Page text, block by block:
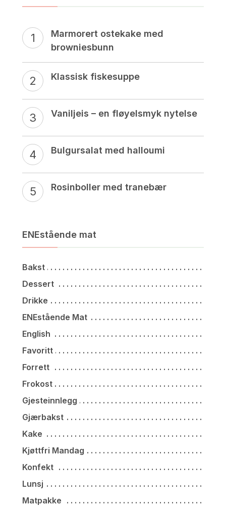
Marmorert ostekake med
browniesbunn
Klassisk fiskesuppe
Vaniljeis – en fløyelsmyk nytelse
Bulgursalat med halloumi
Rosinboller med tranebær
ENEstående mat
Bakst
Dessert
Drikke
ENEstående Mat
English
Favoritt
Forrett
Frokost
Gjesteinnlegg
Gjærbakst
Kake
Kjøttfri Mandag
Konfekt
Lunsj
Matpakke